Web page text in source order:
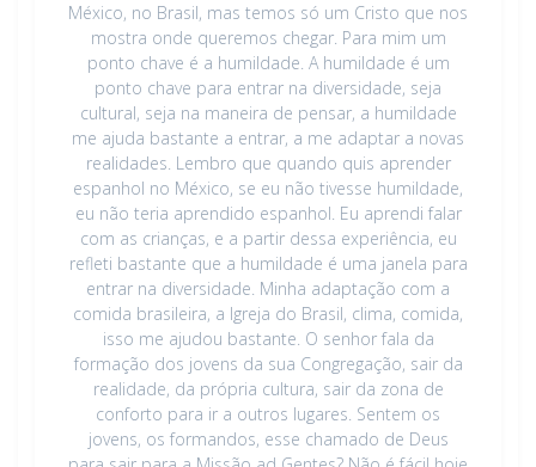
México, no Brasil, mas temos só um Cristo que nos
mostra onde queremos chegar. Para mim um
ponto chave é a humildade. A humildade é um
ponto chave para entrar na diversidade, seja
cultural, seja na maneira de pensar, a humildade
me ajuda bastante a entrar, a me adaptar a novas
realidades. Lembro que quando quis aprender
espanhol no México, se eu não tivesse humildade,
eu não teria aprendido espanhol. Eu aprendi falar
com as crianças, e a partir dessa experiência, eu
refleti bastante que a humildade é uma janela para
entrar na diversidade. Minha adaptação com a
comida brasileira, a Igreja do Brasil, clima, comida,
isso me ajudou bastante. O senhor fala da
formação dos jovens da sua Congregação, sair da
realidade, da própria cultura, sair da zona de
conforto para ir a outros lugares. Sentem os
jovens, os formandos, esse chamado de Deus